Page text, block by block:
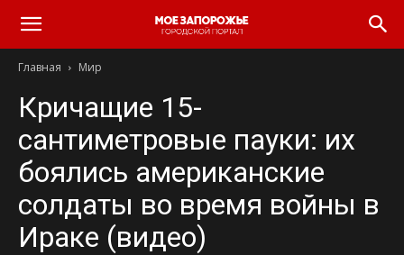
Главная Мир
Кричащие 15-
сантиметровые пауки: их
боялись американские
солдаты во время войны в
Ираке (видео)